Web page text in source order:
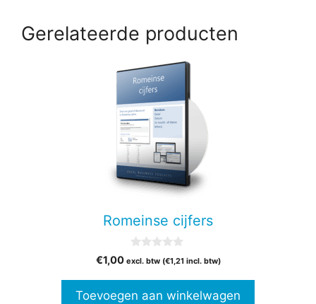
Gerelateerde producten
Romeinse cijfers
v
5
€1,00 excl. btw (€1,21 incl. btw)
Toevoegen aan winkelwagen